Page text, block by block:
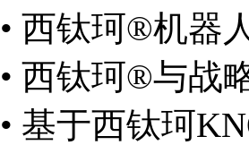
• 西钛珂®机器
• 西钛珂®与战
• 基于西钛珂